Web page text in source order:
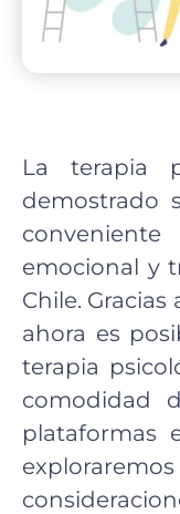
La terapia
demostrado
emocional y
Chile.
ahora es
terapia
comodidad
plataformas